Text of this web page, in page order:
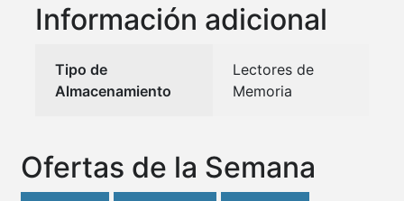
Información adicional
Tipo de
Almacenamiento
Lectores de
Memoria
Ofertas de la Semana